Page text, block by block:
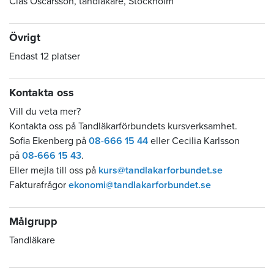
Övrigt
Endast 12 platser
Kontakta oss
Vill du veta mer?
Kontakta oss på Tandläkarförbundets kursverksamhet.
Sofia Ekenberg på 08-666 15 44 eller Cecilia Karlsson
på 08-666 15 43.
Eller mejla till oss på kurs@tandlakarforbundet.se
Fakturafrågor ekonomi@tandlakarforbundet.se
Målgrupp
Tandläkare